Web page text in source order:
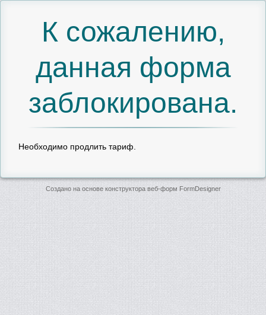
К сожалению,
данная форма
заблокирована.
Необходимо продлить тариф.
Создано на основе конструктора веб-форм FormDesigner